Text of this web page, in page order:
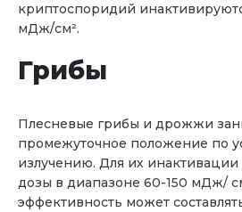
криптоспоридий
мДж/см².
Грибы
Плесневые грибы и дрожжи
промежуточное положение по
излучению. Для их инактивации
дозы в диапазоне 60-150 мДж/
эффективность может